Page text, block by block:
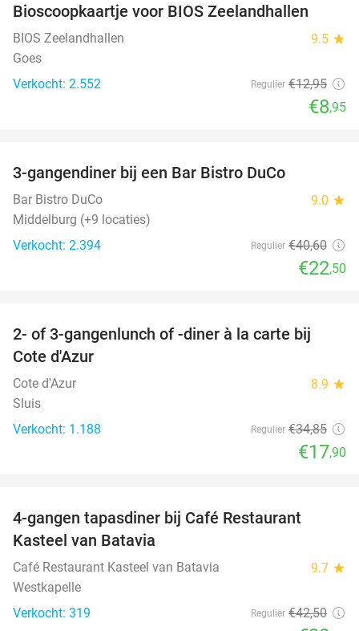
Bioscoopkaartje voor BIOS Zeelandhallen
BIOS Zeelandhallen 9.5 star
Goes
Verkocht: 2.552
Regulier €12,95
€8,95
3-gangendiner bij een Bar Bistro DuCo
Bar Bistro DuCo 9.0 star
Middelburg (+9 locaties)
Verkocht: 2.394
Regulier €40,60
€22,50
49%
2- of 3-gangenlunch of -diner à la carte bij
Cote d'Azur
Cote d'Azur 8.9 star
Sluis
Verkocht: 1.188
Regulier €34,85
€17,90
4-gangen tapasdiner bij Café Restaurant
Kasteel van Batavia
Café Restaurant Kasteel van Batavia 9.7 star
Westkapelle
Verkocht: 319
Regulier €42,50